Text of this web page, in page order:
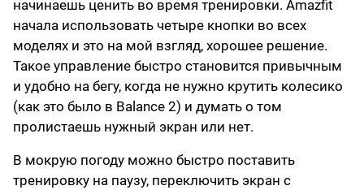
начинаешь ценить во время тренировки. Amazfit
начала использовать четыре кнопки во всех
моделях и это на мой взгляд, хорошее решение.
Такое управление быстро становится привычным
и удобно на бегу, когда не нужно крутить колесико
(как это было в Balance 2) и думать о том
пролистаешь нужный экран или нет.
В мокрую погоду можно быстро поставить
тренировку на паузу, переключить экран с